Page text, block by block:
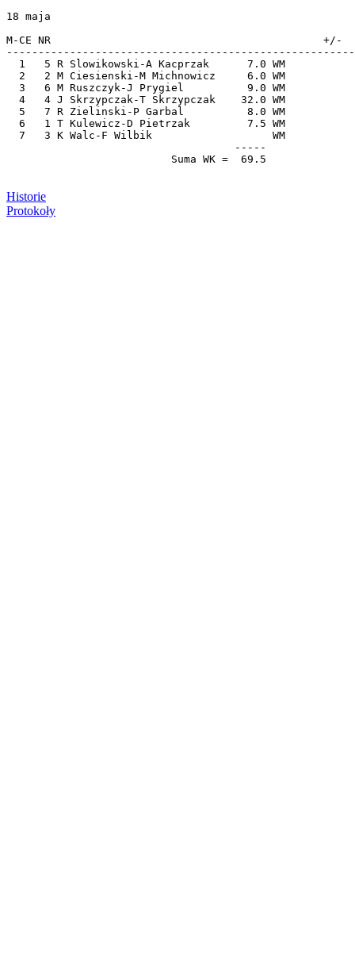
18 maja
M-CE NR                                           +/-    %
1   5 R Slowikowski-A Kacprzak      7.0 WM
2   2 M Ciesienski-M Michnowicz     6.0 WM
3   6 M Ruszczyk-J Prygiel          9.0 WM
4   4 J Skrzypczak-T Skrzypczak    32.0 WM
5   7 R Zielinski-P Garbal          8.0 WM
6   1 T Kulewicz-D Pietrzak         7.5 WM
7   3 K Walc-F Wilbik                   WM
                                    -----
Historie
Protokoły